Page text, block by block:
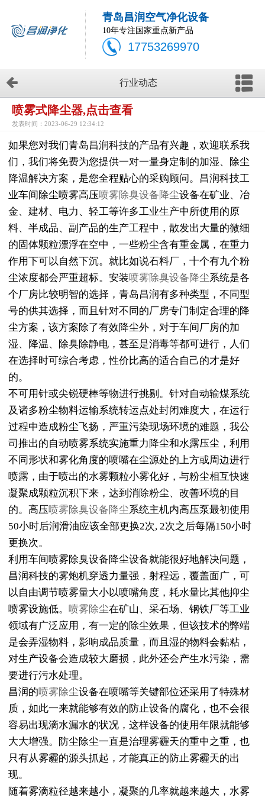
青岛昌润空气净化设备
10年专注国家重点新产品
17753269970
行业动态
喷雾式降尘器,点击查看
发表时间：2023-06-29 12:34:12
如果您对我们青岛昌润科技的产品有兴趣，欢迎联系我
们，我们将免费为您提供一对一量身定制的加湿、除尘
降温解决方案，是您全程贴心的采购顾问。昌润科技工
业车间除尘喷雾高压喷雾除臭设备降尘设备在矿业、冶
金、建材、电力、轻工等许多工业生产中所使用的原
料、半成品、副产品的生产工程中，散发出大量的微细
的固体颗粒漂浮在空中，一些粉尘含有重金属，在重力
作用下可以自然下沉。就比如说石料厂，十个有九个粉
尘浓度都会严重超标。安装喷雾除臭设备降尘系统是各
个厂房比较明智的选择，青岛昌润有多种类型，不同型
号的供其选择，而且针对不同的厂房专门制定合理的降
尘方案，该方案除了有效降尘外，对于车间厂房的加
湿、降温、除臭除静电，甚至是消毒等都可进行，人们
在选择时可综合考虑，性价比高的适合自己的才是好
的。
不可用针或尖锐硬棒等物进行挑剔。针对自动输煤系统
及诸多粉尘物料运输系统转运点处封闭难度大，在运行
过程中造成粉尘飞扬，严重污染现场环境的难题，我公
司推出的自动喷雾系统实施重力降尘和水露压尘，利用
不同形状和雾化角度的喷嘴在尘源处的上方或周边进行
喷露，由于喷出的水雾颗粒小雾化好，与粉尘相互快速
凝聚成颗粒沉积下来，达到消除粉尘、改善环境的目
的。高压喷雾除臭设备降尘系统主机内高压泵最初使用
50小时后润滑油应该全部更换2次, 2次之后每隔150小时
更换次。
利用车间喷雾除臭设备降尘设备就能很好地解决问题，
昌润科技的雾炮机穿透力量强，射程远，覆盖面广，可
以自由调节喷雾量大小以喷嘴角度，耗水量比其他抑尘
喷雾设施低。 喷雾除尘在矿山、采石场、钢铁厂等工业
领域有广泛应用，有一定的除尘效果，但该技术的弊端
是会弄湿物料，影响成品质量，而且湿的物料会黏粘，
对生产设备会造成较大磨损，此外还会产生水污染，需
要进行污水处理。
昌润的喷雾除尘设备在喷嘴等关键部位还采用了特殊材
质，如此一来就能够有效的防止设备的腐化，也不会很
容易出现滴水漏水的状况，这样设备的使用年限就能够
大大增强。防尘除尘一直是治理雾霾天的重中之重，也
只有从雾霾的源头抓起，才能真正的防止雾霾天的出
现。
随着雾滴粒径越来越小，凝聚的几率就越来越大，水雾